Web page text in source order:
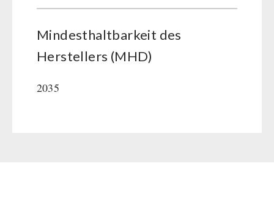
Mindesthaltbarkeit des
Herstellers (MHD)
2035